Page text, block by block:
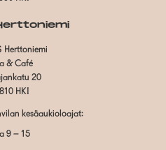
Herttoniemi
& Café
20
HKI
kesäaukioloajat:
9 – 15